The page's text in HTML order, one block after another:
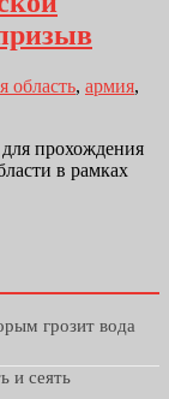
область, армия,
для прохождения
в рамках
грозит вода
и сеять